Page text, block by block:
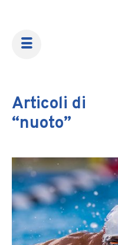
Articoli di
“nuoto”